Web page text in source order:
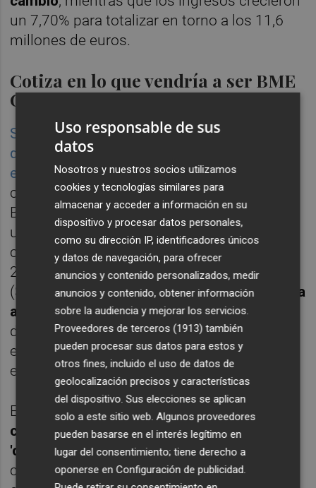
un 7,70% para totalizar en torno a los 11,6
millones de euros.
Cotiza en lo que vendría a ser BME
Growth
Secura Group echó a andar en bolsa a finales
de enero de 2016 como publicó este diario
entonces. Y desde entonces se ha dejado
casi un 68% en el mercado Catalist de la
Bolsa de Singapur donde cotiza. Se trata de
una plataforma de cotización para
compañías de alto rendimiento nacida en
2007 de la mano de la Bolsa de Singapur
(SGX). Aplicándolo al parqué español
vendría
a ser BME Growth, que facilita a empresas
de reducido tamaño con proyectos de
expansión atractivos un acceso sencillo y
eficiente al mercado de valores
El nombre deCatalist deriva de la
combinación de las palabras inglesas
'catalyst' y 'listing'y lo que busca es
convertirse en un catalizador para el
Uso responsable de sus
datos
Nosotros y nuestros socios utilizamos
cookies y tecnologías similares para
almacenar y acceder a información en su
dispositivo y procesar datos personales,
como su dirección IP, identificadores únicos
y datos de navegación, para ofrecer
anuncios y contenido personalizados, medir
anuncios y contenido, obtener información
sobre la audiencia y mejorar los servicios.
Proveedores de terceros (1913) también
pueden procesar sus datos para estos y
otros fines, incluido el uso de datos de
geolocalización precisos y características
del dispositivo. Sus elecciones se aplican
solo a este sitio web. Algunos proveedores
pueden basarse en el interés legítimo en
lugar del consentimiento; tiene derecho a
oponerse enConfiguración de publicidad